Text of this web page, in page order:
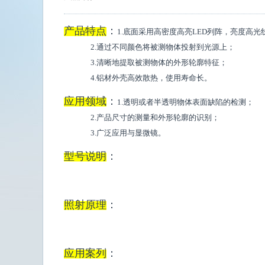
产品特点 ： 1.底面采用高密度高亮LED列阵，亮度高光
2.通过不同颜色将被测物体投射到光源上；
3.清晰地提取被测物体的外形轮廓特征；
4.铝材外壳高效散热，使用寿命长。
应用领域 ： 1.透明或者半透明物体表面缺陷的检测；
2.产品尺寸的测量和外形轮廓的识别；
3.广泛应用与显微镜。
型号说明 ：
照射原理 ：
应用案列 ：